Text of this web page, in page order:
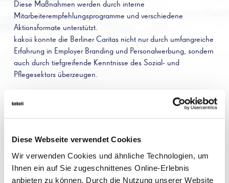
Diese Webseite verwendet Cookies
Wir verwenden Cookies und ähnliche Technologien, um
Ihnen ein auf Sie zugeschnittenes Online-Erlebnis
anbieten zu können. Durch die Nutzung unserer Website
Diese Maßnahmen werden durch interne
Mitarbeiterempfehlungsprogramme und verschiedene
Aktionsformate unterstützt.
kakoii konnte die Berliner Caritas nicht nur durch umfangreiche
Erfahrung in Employer Branding und Personalwerbung, sondern
auch durch tiefgreifende Kenntnisse des Sozial- und
Pflegesektors überzeugen.
Die Caritas, als Ausdruck tätiger Nächstenliebe, ist ein
wesentlicher Bestandteil des christlichen Lebens in Berlin. Als
katholische Wohlfahrtsorganisation, die sich neben dem
Bedürftigen einsetzt, verkörpert sie das christliche
Menschenbild in ihrer täglichen Arbeit.
Gegründet wurde der Deutsche Caritasverband am 7.